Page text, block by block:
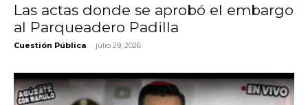
Las actas donde se aprobó el embargo
al Parqueadero Padilla
Cuestión Pública - julio 29, 2026